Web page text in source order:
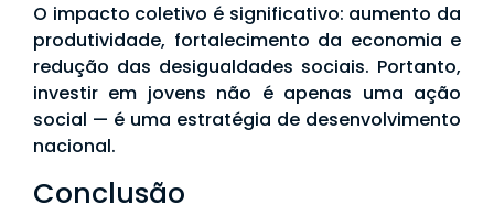
O impacto coletivo é significativo: aumento da
produtividade, fortalecimento da economia e
redução das desigualdades sociais. Portanto,
investir em jovens não é apenas uma ação
social — é uma estratégia de desenvolvimento
nacional.
Conclusão